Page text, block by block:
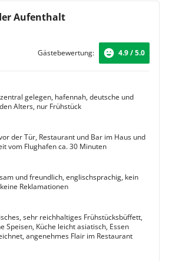
Aufenthalt
Gästebewertung: 4.9 / 5.0
gelegen, hafennah, deutsche und
Alters, nur Frühstück
der Tür, Restaurant und Bar im Haus und
vom Flughafen ca. 30 Minuten
und freundlich, englischsprachig, kein
Reklamationen
sehr reichhaltiges Frühstücksbüffett,
Speisen, Küche leicht asiatisch, Essen
angenehmes Flair im Restaurant